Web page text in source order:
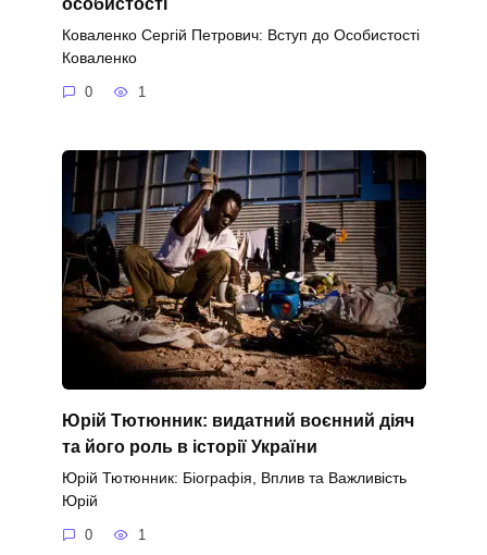
Коваленко Сергій Петрович: Вступ до Особистості
Коваленко
0 1
Юрій Тютюнник: видатний воєнний діяч
та його роль в історії України
Юрій Тютюнник: Біографія, Вплив та Важливість
Юрій
0 1